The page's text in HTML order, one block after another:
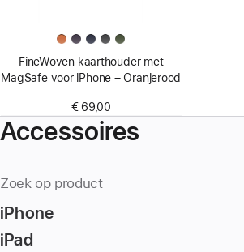
FineWoven kaarthouder met
MagSafe voor iPhone – Oranjerood
€ 69,00
Accessoires
Zoek op product
iPhone
iPad